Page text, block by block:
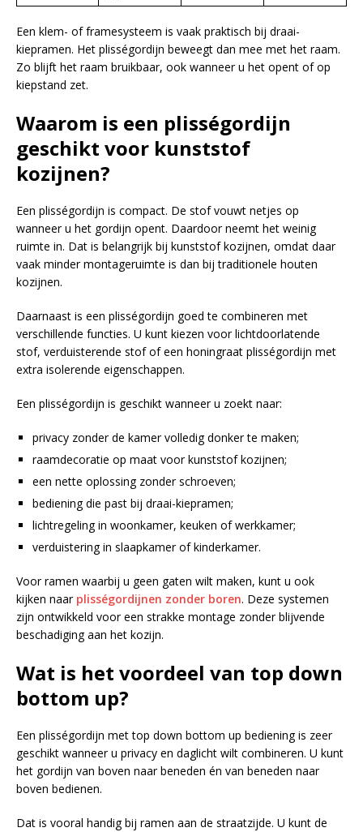
Een klem- of framesysteem is vaak praktisch bij draai-
kiepramen. Het plisségordijn beweegt dan mee met het raam.
Zo blijft het raam bruikbaar, ook wanneer u het opent of op
kiepstand zet.
Waarom is een plisségordijn
geschikt voor kunststof
kozijnen?
Een plisségordijn is compact. De stof vouwt netjes op
wanneer u het gordijn opent. Daardoor neemt het weinig
ruimte in. Dat is belangrijk bij kunststof kozijnen, omdat daar
vaak minder montageruimte is dan bij traditionele houten
kozijnen.
Daarnaast is een plisségordijn goed te combineren met
verschillende functies. U kunt kiezen voor lichtdoorlatende
stof, verduisterende stof of een honingraat plisségordijn met
extra isolerende eigenschappen.
Een plisségordijn is geschikt wanneer u zoekt naar:
privacy zonder de kamer volledig donker te maken;
raamdecoratie op maat voor kunststof kozijnen;
een nette oplossing zonder schroeven;
bediening die past bij draai-kiepramen;
lichtregeling in woonkamer, keuken of werkkamer;
verduistering in slaapkamer of kinderkamer.
Voor ramen waarbij u geen gaten wilt maken, kunt u ook
kijken naar plisségordijnen zonder boren. Deze systemen
zijn ontwikkeld voor een strakke montage zonder blijvende
beschadiging aan het kozijn.
Wat is het voordeel van top down
bottom up?
Een plisségordijn met top down bottom up bediening is zeer
geschikt wanneer u privacy en daglicht wilt combineren. U kunt
het gordijn van boven naar beneden én van beneden naar
boven bedienen.
Dat is vooral handig bij ramen aan de straatzijde. U kunt de